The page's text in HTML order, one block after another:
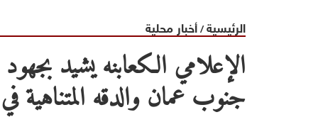
الرئيسية/أخبار محلية
الإعلامي الكعابنه يشيد
جنوب عمان والدقه